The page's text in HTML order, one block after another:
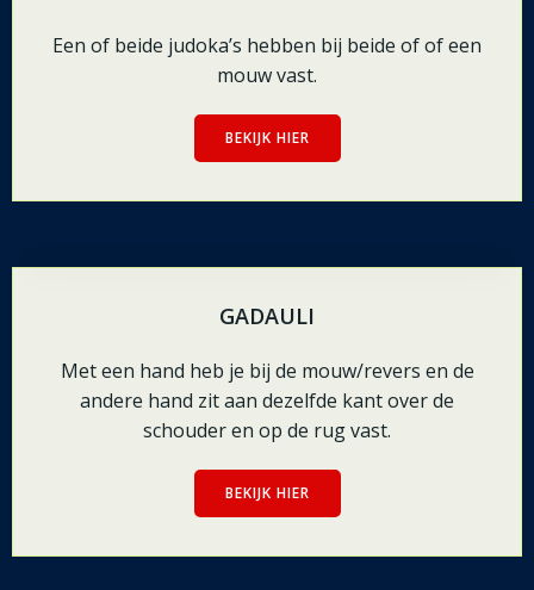
Een of beide judoka’s hebben bij beide of of een
mouw vast.
BEKIJK HIER
GADAULI
Met een hand heb je bij de mouw/revers en de
andere hand zit aan dezelfde kant over de
schouder en op de rug vast.
BEKIJK HIER